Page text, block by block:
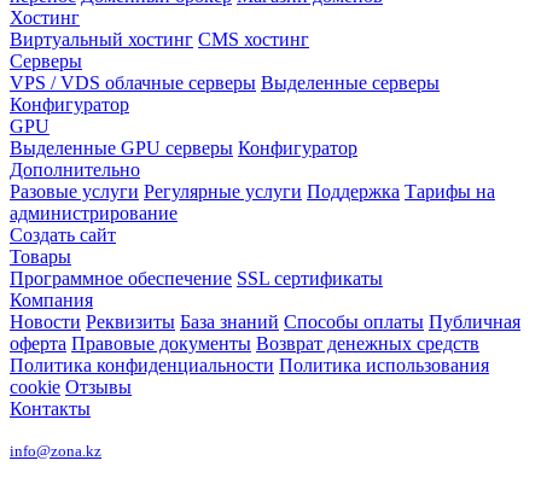
Хостинг
Виртуальный хостинг CMS хостинг
Серверы
VPS / VDS облачные серверы Выделенные серверы
Конфигуратор
GPU
Выделенные GPU серверы Конфигуратор
Дополнительно
Разовые услуги Регулярные услуги Поддержка Тарифы на
администрирование
Создать сайт
Товары
Программное обеспечение SSL сертификаты
Компания
Новости Реквизиты База знаний Способы оплаты Публичная
оферта Правовые документы Возврат денежных средств
Политика конфиденциальности Политика использования
cookie Отзывы
Контакты
info@zona.kz